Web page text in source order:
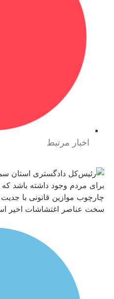
اخبار مرتبط